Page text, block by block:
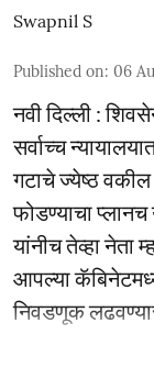
Swapnil S
Published on: 06
नवी दिल्ली :
सर्वाच्च
गटाचे ज्येष्ठ वकील
फोडण्याचा
यांनीच तेव्हा नेता
आपल्या
निवडणूक